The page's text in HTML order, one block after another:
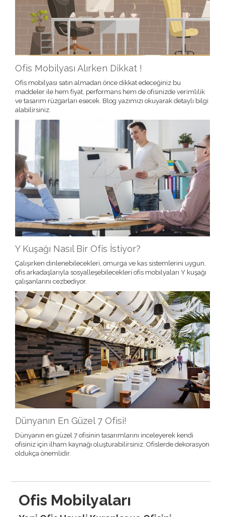
Ofis Mobilyası Alırken Dikkat !
Ofis mobilyası satın almadan önce dikkat edeceğiniz bu
maddeler ile hem fiyat, performans hem de ofisinizde verimlilik
ve tasarım rüzgarları esecek. Blog yazımızı okuyarak detaylı bilgi
alabilirsiniz.
Y Kuşağı Nasıl Bir Ofis İstiyor?
Çalışırken dinlenebilecekleri, omurga ve kas sistemlerini uygun,
ofis arkadaşlarıyla sosyalleşebilecekleri ofis mobilyaları Y kuşağı
çalışanlarını cezbediyor.
Dünyanın En Güzel 7 Ofisi!
Dünyanın en güzel 7 ofisinin tasarımlarını inceleyerek kendi
ofisiniz için ilham kaynağı oluşturabilirsiniz. Ofislerde dekorasyon
oldukça önemlidir.
Ofis Mobilyaları